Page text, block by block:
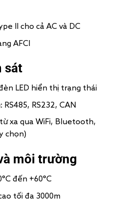
II cho cả AC và DC
AFCI
sát
LED hiển thị trạng thái
RS232, CAN
xa qua WiFi, Bluetooth,
chọn)
môi trường
đến +60°C
tối đa 3000m